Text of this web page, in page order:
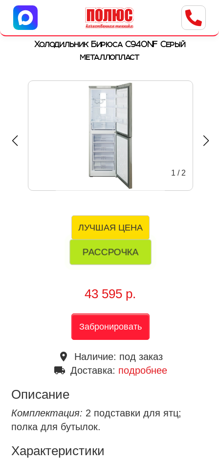
Центр бытовой техники
г. Ульяновск, ул. Пушкарева, 8a
Холодильник Бирюса C940NF Серый
металлопласт
1 / 2
ЛУЧШАЯ ЦЕНА
РАССРОЧКА
43 595 р.
Забронировать
place Наличие: под заказ
local_shipping Доставка: подробнее
Описание
Комплектация: 2 подставки для ятц;
полка для бутылок.
Характеристики